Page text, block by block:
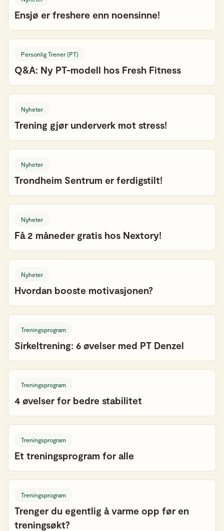
Ensjø er freshere enn noensinne!
Personlig Trener (PT)
Q&A: Ny PT-modell hos Fresh Fitness
Nyheter
Trening gjør underverk mot stress!
Nyheter
Trondheim Sentrum er ferdigstilt!
Nyheter
Få 2 måneder gratis hos Nextory!
Nyheter
Hvordan booste motivasjonen?
Treningsprogram
Sirkeltrening: 6 øvelser med PT Denzel
Treningsprogram
4 øvelser for bedre stabilitet
Treningsprogram
Et treningsprogram for alle
Treningsprogram
Trenger du egentlig å varme opp før en
treningsøkt?